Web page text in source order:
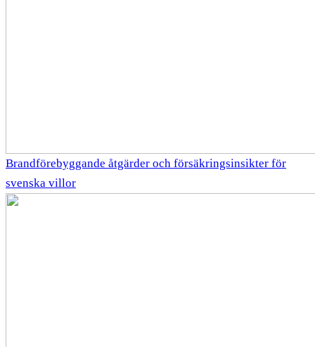
Brandförebyggande åtgärder och försäkringsinsikter för
svenska villor